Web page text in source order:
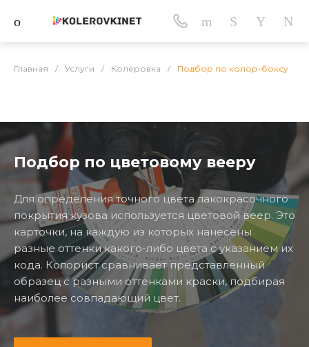
Главная / Услуги / Колеровка / Подбор по колор-боксу
Подбор по цветовому вееру
Для определения точного цвета лакокрасочного
покрытия кузова используется цветовой веер. Это
карточки, на каждую из которых нанесены
разные оттенки какого-либо цвета с указанием их
кода. Колорист сравнивает представленный
образец с разными оттенками краски, подбирая
наиболее совпадающий цвет.